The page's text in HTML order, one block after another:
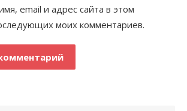
email и адрес сайта в этом
моих комментариев.